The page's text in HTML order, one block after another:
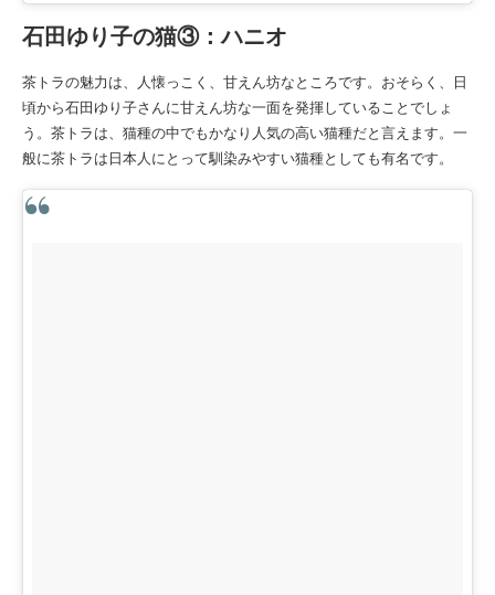
石田ゆり子の猫③：ハニオ
茶トラの魅力は、人懐っこく、甘えん坊なところです。おそらく、日
頃から石田ゆり子さんに甘えん坊な一面を発揮していることでしょ
う。茶トラは、猫種の中でもかなり人気の高い猫種だと言えます。一
般に茶トラは日本人にとって馴染みやすい猫種としても有名です。